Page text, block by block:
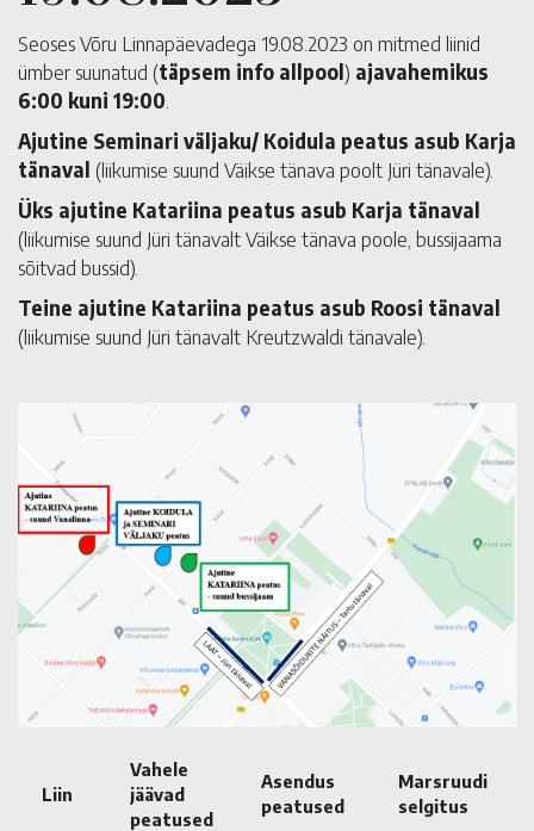
Seoses Võru Linnapäevadega 19.08.2023 on mitmed liinid
ümber suunatud (täpsem info allpool) ajavahemikus
6:00 kuni 19:00
Ajutine Seminari väljaku/ Koidula peatus asub Karja
tänaval (liikumise suund Väikse tänava poolt Jüri tänavale).
Üks ajutine Katariina peatus asub Karja tänaval
(liikumise suund Jüri tänavalt Väikse tänava poole, bussijaama
sõitvad bussid).
Teine ajutine Katariina peatus asub Roosi tänaval
(liikumise suund Jüri tänavalt Kreutzwaldi tänavale).
Liin
Vahele
jäävad
peatused
Asendus
peatused
Marsruudi
selgitus